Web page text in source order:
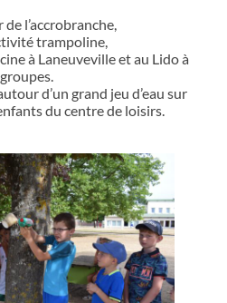
l’accrobranche,
trampoline,
à Laneuveville et au Lido à
d’un grand jeu d’eau sur
du centre de loisirs.